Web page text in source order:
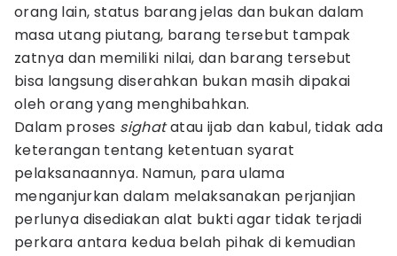
orang lain, status barang jelas dan bukan dalam
masa utang piutang, barang tersebut tampak
zatnya dan memiliki nilai, dan barang tersebut
bisa langsung diserahkan bukan masih dipakai
oleh orang yang menghibahkan.
Dalam proses sighatatau ijab dan kabul, tidak ada
keterangan tentang ketentuan syarat
pelaksanaannya. Namun, para ulama
menganjurkan dalam melaksanakan perjanjian
perlunya disediakan alat bukti agar tidak terjadi
perkara antara kedua belah pihak di kemudian